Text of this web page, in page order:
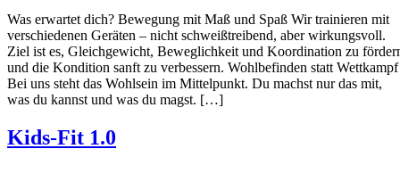
Was erwartet dich? Bewegung mit Maß und Spaß Wir trainieren mit
verschiedenen Geräten – nicht schweißtreibend, aber wirkungsvoll.
Ziel ist es, Gleichgewicht, Beweglichkeit und Koordination zu
und die Kondition sanft zu verbessern. Wohlbefinden statt Wettkampf
Bei uns steht das Wohlsein im Mittelpunkt. Du machst nur das mit,
was du kannst und was du magst. […]
Kids-Fit 1.0